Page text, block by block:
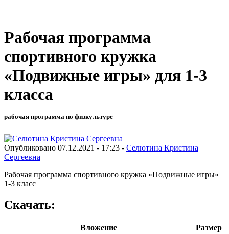
Рабочая программа
спортивного кружка
«Подвижные игры» для 1-3
класса
рабочая программа по физкультуре
Опубликовано 07.12.2021 - 17:23 - Селютина Кристина
Сергеевна
Рабочая программа спортивного кружка «Подвижные игры»
1-3 класс
Скачать:
Вложение
Размер